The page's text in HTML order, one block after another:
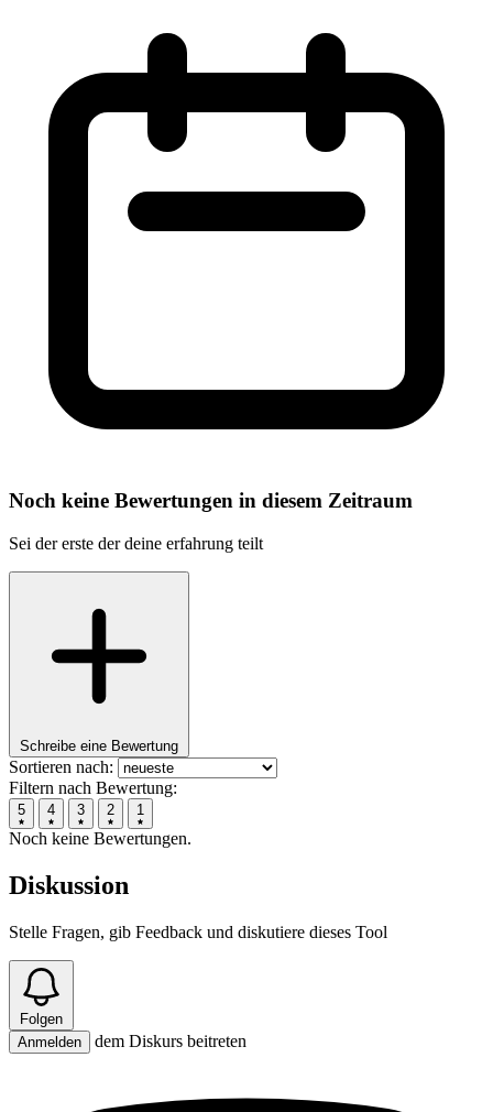
Noch keine Bewertungen in diesem Zeitraum
Sei der erste der deine erfahrung teilt
Schreibe eine Bewertung
Sortieren nach:
Filtern nach Bewertung:
5 4 3 2 1
Noch keine Bewertungen.
Diskussion
Stelle Fragen, gib Feedback und diskutiere dieses Tool
Folgen
Anmelden
dem Diskurs beitreten